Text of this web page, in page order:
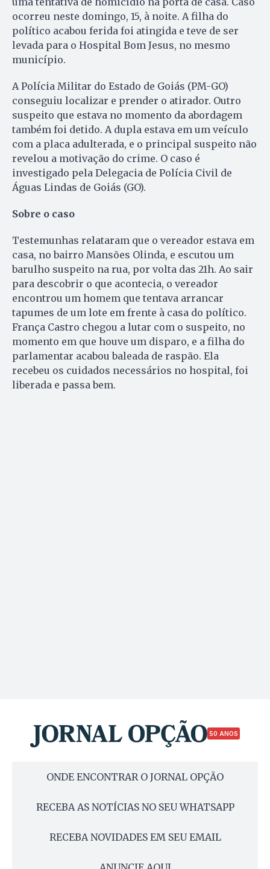
ocorreu neste domingo, 15, à noite. A filha do
político acabou ferida foi atingida e teve de ser
levada para o Hospital Bom Jesus, no mesmo
município.
A Polícia Militar do Estado de Goiás (PM-GO)
conseguiu localizar e prender o atirador. Outro
suspeito que estava no momento da abordagem
também foi detido. A dupla estava em um veículo
com a placa adulterada, e o principal suspeito não
revelou a motivação do crime. O caso é
investigado pela Delegacia de Polícia Civil de
Águas Lindas de Goiás (GO).
Sobre o caso
Testemunhas relataram que o vereador estava em
casa, no bairro Mansões Olinda, e escutou um
barulho suspeito na rua, por volta das 21h. Ao sair
para descobrir o que acontecia, o vereador
encontrou um homem que tentava arrancar
tapumes de um lote em frente à casa do político.
França Castro chegou a lutar com o suspeito, no
momento em que houve um disparo, e a filha do
parlamentar acabou baleada de raspão. Ela
recebeu os cuidados necessários no hospital, foi
liberada e passa bem.
50 ANOS
ONDE ENCONTRAR O JORNAL OPÇÃO
RECEBA AS NOTÍCIAS NO SEU WHATSAPP
RECEBA NOVIDADES EM SEU EMAIL